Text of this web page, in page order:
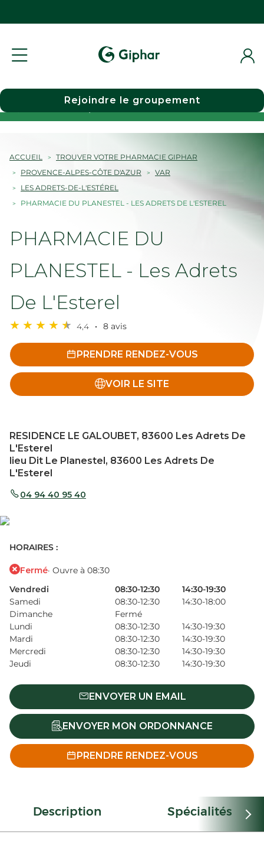
Choisir une pharmacie
Rejoindre le groupement
ACCUEIL
TROUVER VOTRE PHARMACIE GIPHAR
PROVENCE-ALPES-CÔTE D'AZUR
VAR
LES ADRETS-DE-L'ESTÉREL
PHARMACIE DU PLANESTEL - LES ADRETS DE L'ESTEREL
PHARMACIE DU
PLANESTEL - Les Adrets
De L'Esterel
4,4 8 avis
PRENDRE RENDEZ-VOUS
VOIR LE SITE
RESIDENCE LE GALOUBET, 83600 Les Adrets De
L'Esterel
lieu Dit Le Planestel, 83600 Les Adrets De
L'Esterel
04 94 40 95 40
HORAIRES :
Fermé· Ouvre à 08:30
Vendredi
08:30-12:30
14:30-19:30
Samedi
08:30-12:30
14:30-18:00
Dimanche
Fermé
Lundi
08:30-12:30
14:30-19:30
Mardi
08:30-12:30
14:30-19:30
Mercredi
08:30-12:30
14:30-19:30
Jeudi
08:30-12:30 14:30-19:30
ENVOYER UN EMAIL
ENVOYER MON ORDONNANCE
PRENDRE RENDEZ-VOUS
Description Spécialités